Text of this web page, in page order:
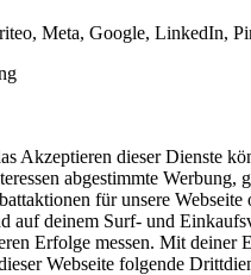
Meta, Google, LinkedIn,
Akzeptieren dieser Dienste
abgestimmte Werbung,
für unsere Webseite
auf deinem Surf- und
Erfolge messen. Mit deiner
Webseite folgende